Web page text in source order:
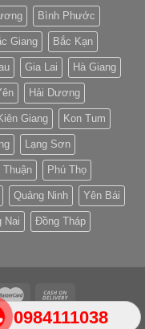
0984111038
Bình Phước
Giang Bắc Kạn
Gia Lai Hà Giang
Hải Dương
Giang Kon Tum
Lạng Sơn
Thuận Phú Thọ
Quảng Ninh Yên Bái
Nai Đồng Tháp
2026 ©Lăng mộ đá